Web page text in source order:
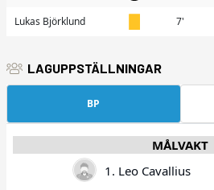
Lukas Björklund 7'
LAGUPPSTÄLLNINGAR
BP
MÅLVAKT
1. Leo Cavallius